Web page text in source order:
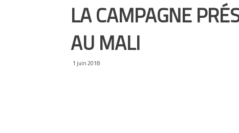
LA CAMPAGNE
AU MALI
1 juin 2018